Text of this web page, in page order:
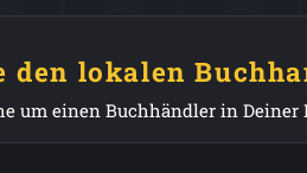
den lokalen
um einen Buchhändler in Deiner